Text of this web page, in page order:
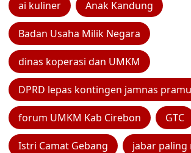
ai kuliner Anak Kandung
Badan Usaha Milik Negara
dinas koperasi dan UMKM
DPRD lepas kontingen jamnas
forum UMKM Kab Cirebon GTC
Istri Camat Gebang jabar paling